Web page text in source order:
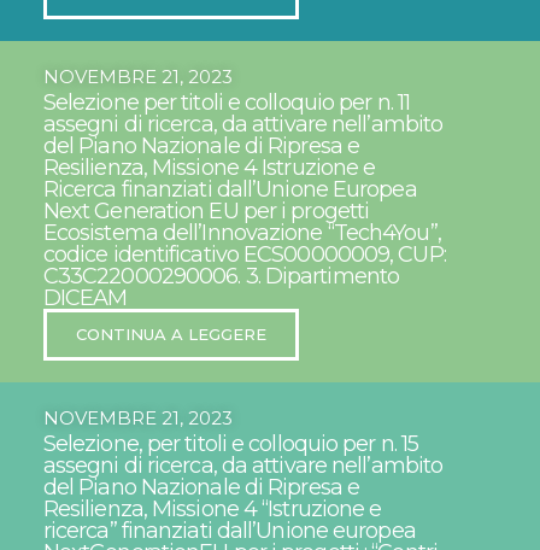
NOVEMBRE 21, 2023
Selezione per titoli e colloquio per n. 11
assegni di ricerca, da attivare nell’ambito
del Piano Nazionale di Ripresa e
Resilienza, Missione 4 Istruzione e
Ricerca finanziati dall’Unione Europea
Next Generation EU per i progetti
Ecosistema dell’Innovazione “Tech4You”,
codice identificativo ECS00000009, CUP:
C33C22000290006. 3. Dipartimento
DICEAM
CONTINUA A LEGGERE
NOVEMBRE 21, 2023
Selezione, per titoli e colloquio per n. 15
assegni di ricerca, da attivare nell’ambito
del Piano Nazionale di Ripresa e
Resilienza, Missione 4 “Istruzione e
ricerca” finanziati dall’Unione europea